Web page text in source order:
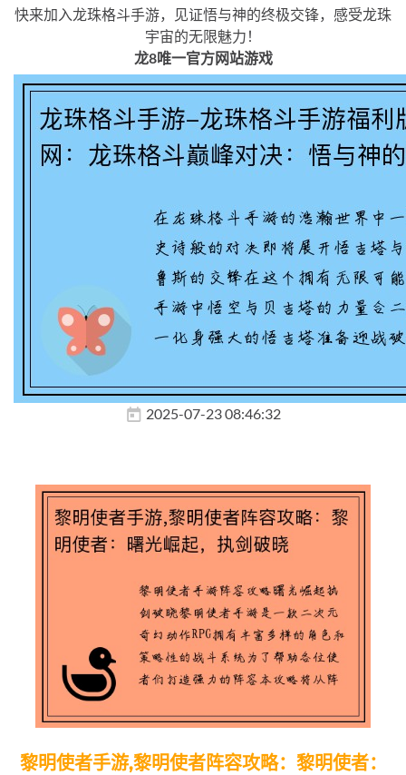
快来加入龙珠格斗手游，见证悟与神的终极交锋，感受龙珠
宇宙的无限魅力！
龙8唯一官方网站游戏
2025-07-23 08:46:32
黎明使者手游,黎明使者阵容攻略：黎明使者：